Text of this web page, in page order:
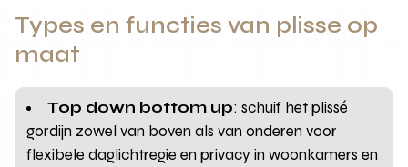
Types en functies van plisse op
maat
Top down bottom up: schuif het plissé
gordijn zowel van boven als van onderen voor
flexibele daglichtregie en privacy in woonkamers en